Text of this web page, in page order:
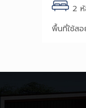
2
พื้นที่ใช้ส